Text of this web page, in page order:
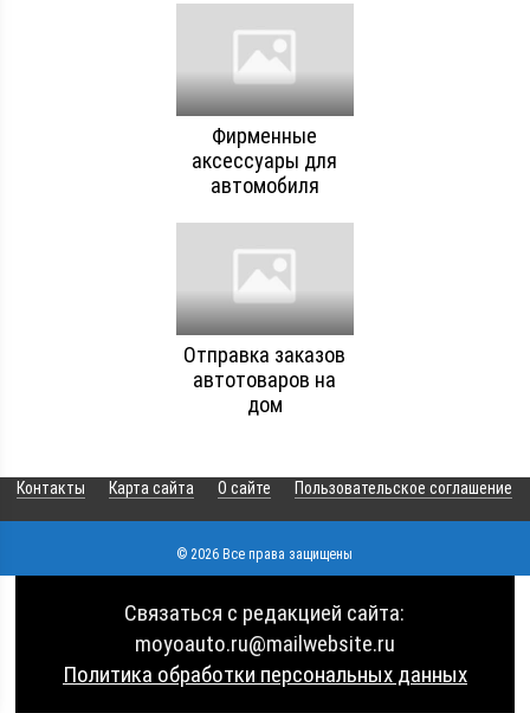
Фирменные
аксессуары для
автомобиля
Отправка заказов
автотоваров на
дом
Контакты Карта сайта О сайте Пользовательское соглашение
© 2026 Все права защищены
Связаться с редакцией сайта:
moyoauto.ru@mailwebsite.ru
Политика обработки персональных данных